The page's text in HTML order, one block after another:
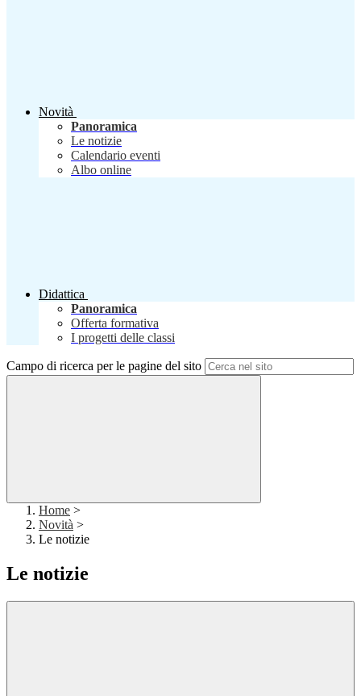
Novità
Panoramica
Le notizie
Calendario eventi
Albo online
Didattica
Panoramica
Offerta formativa
I progetti delle classi
Campo di ricerca per le pagine del sito
Home >
Novità >
Le notizie
Le notizie